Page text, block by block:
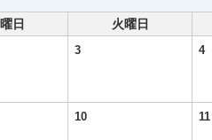
日 火曜日
3 4
10 11